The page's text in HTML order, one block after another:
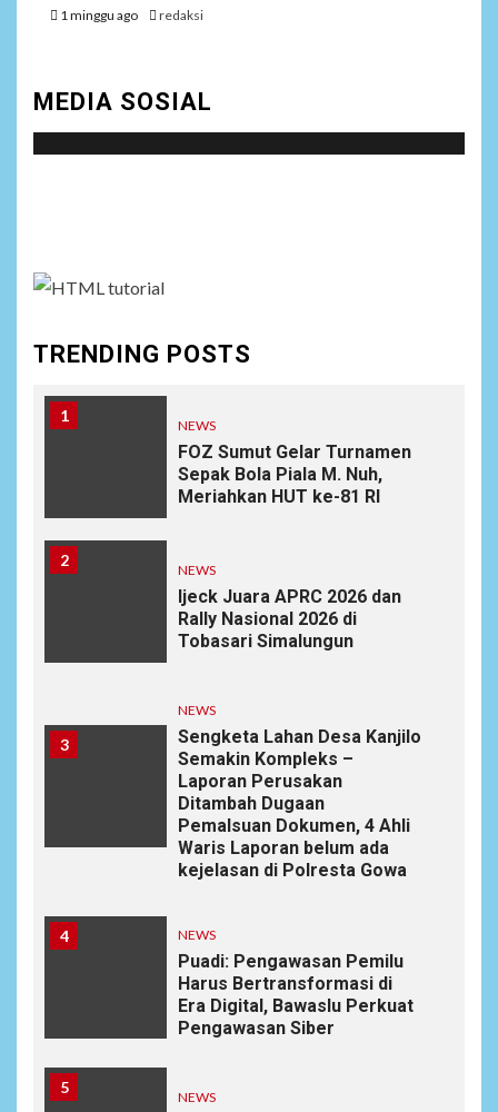
1 minggu ago redaksi
MEDIA SOSIAL
TRENDING POSTS
1
NEWS
FOZ Sumut Gelar Turnamen
Sepak Bola Piala M. Nuh,
Meriahkan HUT ke-81 RI
2
NEWS
Ijeck Juara APRC 2026 dan
Rally Nasional 2026 di
Tobasari Simalungun
3
NEWS
Sengketa Lahan Desa Kanjilo
Semakin Kompleks –
Laporan Perusakan
Ditambah Dugaan
Pemalsuan Dokumen, 4 Ahli
Waris Laporan belum ada
kejelasan di Polresta Gowa
4 NEWS
Puadi: Pengawasan Pemilu
Harus Bertransformasi di
Era Digital, Bawaslu Perkuat
Pengawasan Siber
5
NEWS